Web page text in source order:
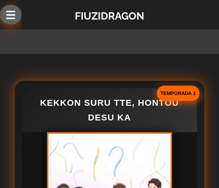
Ir
al
FIUZIDRAGON
TEMPORADA 1
KEKKON SURU TTE, HONTOU
DESU KA